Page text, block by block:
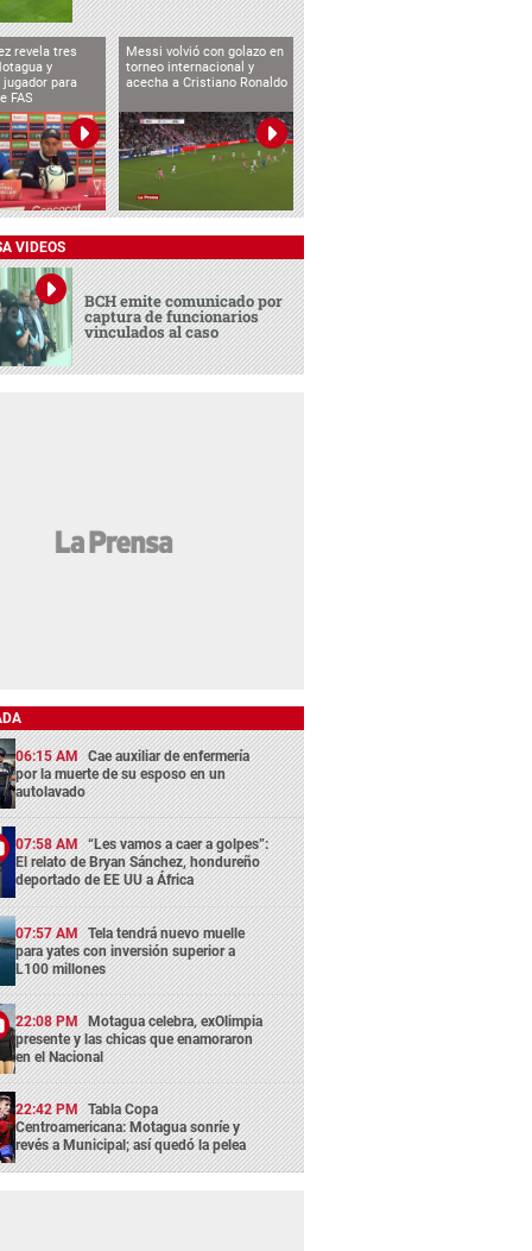
revela tres
y
jugador para
FAS
Messi volvió con golazo en
torneo internacional y
acecha a Cristiano Ronaldo
VIDEOS
BCH emite comunicado por
captura de funcionarios
vinculados al caso
06:15 AM Cae auxiliar de enfermería
por la muerte de su esposo en un
autolavado
07:58 AM “Les vamos a caer a golpes”:
El relato de Bryan Sánchez, hondureño
deportado de EE UU a África
07:57 AM Tela tendrá nuevo muelle
para yates con inversión superior a
L100 millones
22:08 PM Motagua celebra, exOlimpia
presente y las chicas que enamoraron
en el Nacional
22:42 PM Tabla Copa
Centroamericana: Motagua sonríe y
revés a Municipal; así quedó la pelea